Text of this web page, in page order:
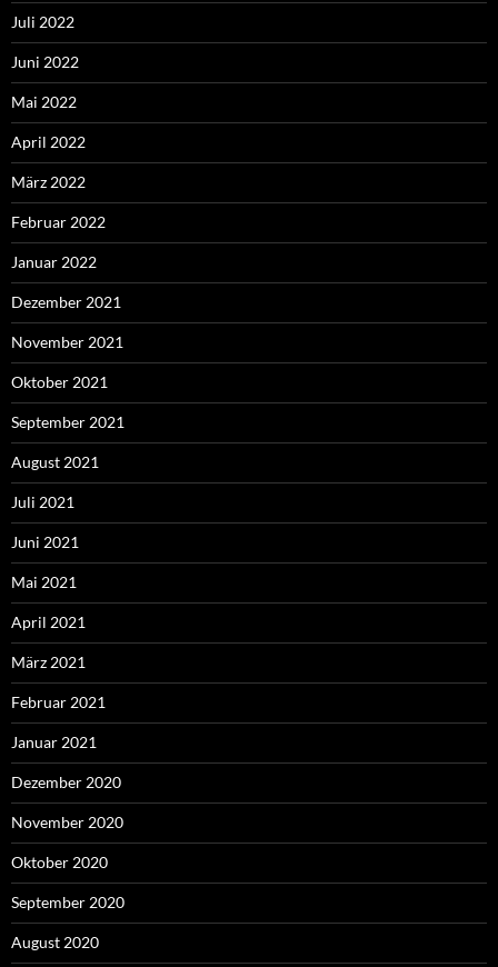
Juli 2022
Juni 2022
Mai 2022
April 2022
März 2022
Februar 2022
Januar 2022
Dezember 2021
November 2021
Oktober 2021
September 2021
August 2021
Juli 2021
Juni 2021
Mai 2021
April 2021
März 2021
Februar 2021
Januar 2021
Dezember 2020
November 2020
Oktober 2020
September 2020
August 2020